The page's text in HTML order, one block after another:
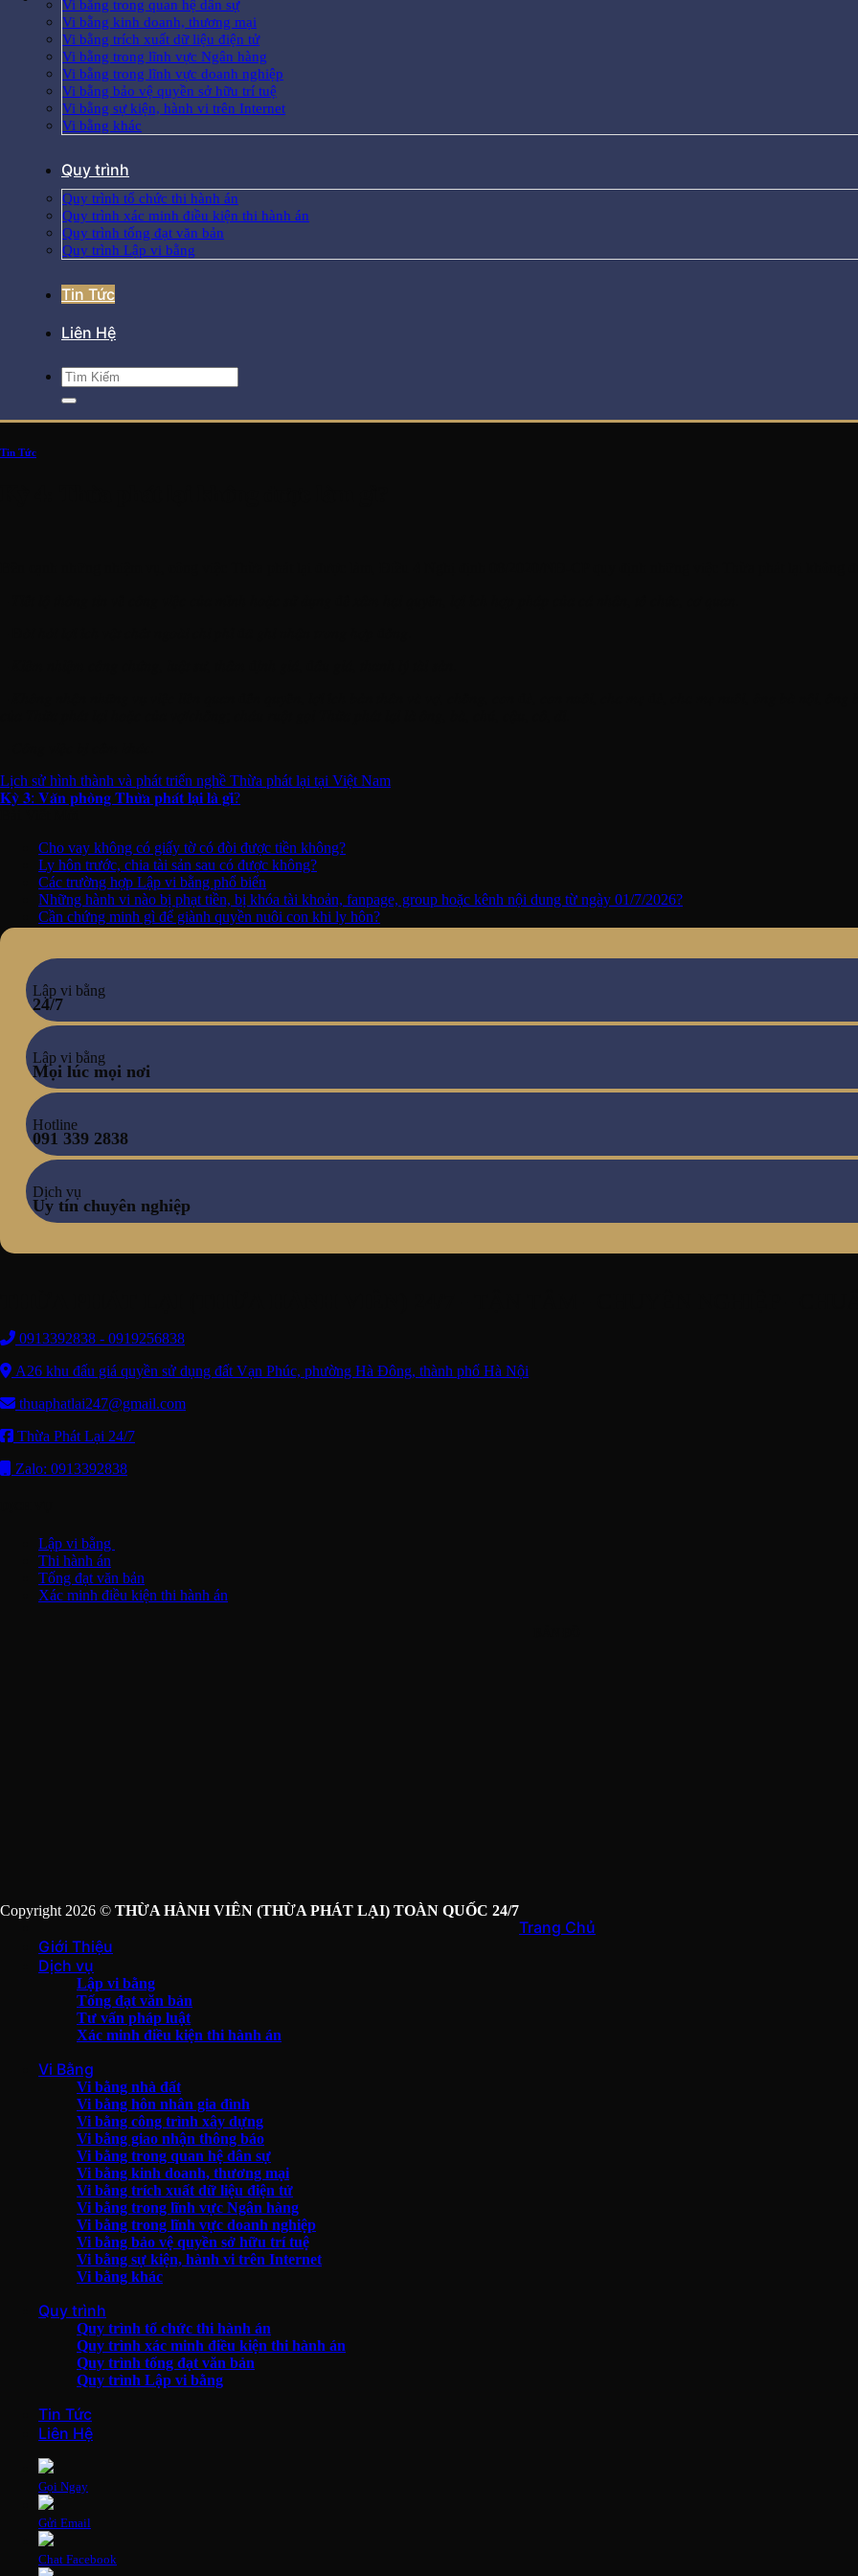
Vi bằng trong quan hệ dân sự
Vi bằng kinh doanh, thương mại
Vi bằng trích xuất dữ liệu điện tử
Vi bằng trong lĩnh vực Ngân hàng
Vi bằng trong lĩnh vực doanh nghiệp
Vi bằng bảo vệ quyền sở hữu trí tuệ
Vi bằng sự kiện, hành vi trên Internet
Vi bằng khác
Quy trình
Quy trình tổ chức thi hành án
Quy trình xác minh điều kiện thi hành án
Quy trình tống đạt văn bản
Quy trình Lập vi bằng
Tin Tức
Liên Hệ
Tin Tức
Lịch sử hình thành và phát triển nghề Thừa phát lại tại Việt Nam
𝐊𝐲̀ 𝟑: 𝐕𝐚̆𝐧 𝐩𝐡𝐨̀𝐧𝐠 𝐓𝐡𝐮̛̀𝐚 𝐩𝐡𝐚́𝐭 𝐥𝐚̣𝐢 𝐥𝐚̀ 𝐠𝐢̀?
Cho vay không có giấy tờ có đòi được tiền không?
Ly hôn trước, chia tài sản sau có được không?
Các trường hợp Lập vi bằng phổ biến
Những hành vi nào bị phạt tiền, bị khóa tài khoản, fanpage, group hoặc kênh nội dung từ ngày 01/7/2026?
Cần chứng minh gì để giành quyền nuôi con khi ly hôn?
Lập vi bằng
24/7
Lập vi bằng
Mọi lúc mọi nơi
Hotline
091 339 2838
Dịch vụ
Uy tín chuyên nghiệp
0913392838 - 0919256838
A26 khu đấu giá quyền sử dụng đất Vạn Phúc, phường Hà Đông, thành phố Hà Nội
thuaphatlai247@gmail.com
Thừa Phát Lại 24/7
Zalo: 0913392838
Lập vi bằng
Thi hành án
Tống đạt văn bản
Xác minh điều kiện thi hành án
Copyright 2026 © THỪA HÀNH VIÊN (THỪA PHÁT LẠI) TOÀN QUỐC 24/7
Trang Chủ
Giới Thiệu
Dịch vụ
Lập vi bằng
Tống đạt văn bản
Tư vấn pháp luật
Xác minh điều kiện thi hành án
Vi Bằng
Vi bằng nhà đất
Vi bằng hôn nhân gia đình
Vi bằng công trình xây dựng
Vi bằng giao nhận thông báo
Vi bằng trong quan hệ dân sự
Vi bằng kinh doanh, thương mại
Vi bằng trích xuất dữ liệu điện tử
Vi bằng trong lĩnh vực Ngân hàng
Vi bằng trong lĩnh vực doanh nghiệp
Vi bằng bảo vệ quyền sở hữu trí tuệ
Vi bằng sự kiện, hành vi trên Internet
Vi bằng khác
Quy trình
Quy trình tổ chức thi hành án
Quy trình xác minh điều kiện thi hành án
Quy trình tống đạt văn bản
Quy trình Lập vi bằng
Tin Tức
Liên Hệ
Gọi Ngay
Gửi Email
Chat Facebook